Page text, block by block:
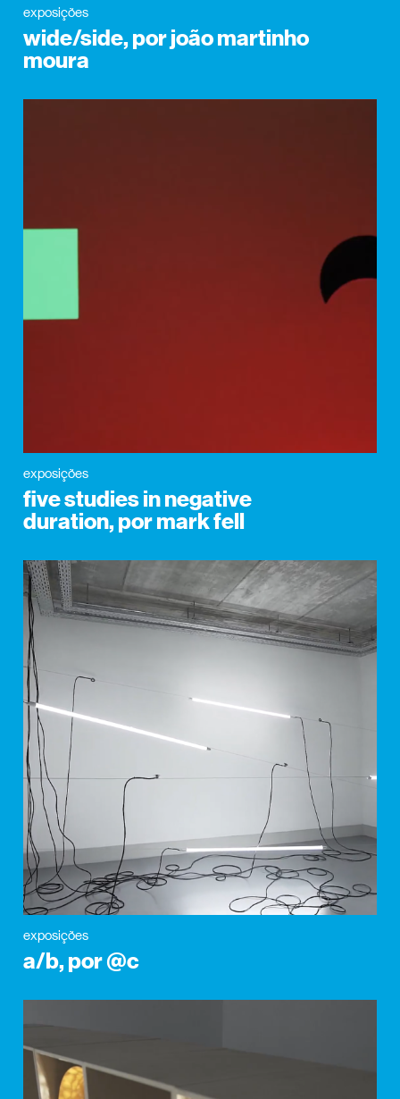
exposições
wide/side, por joão martinho
moura
exposições
five studies in negative
duration, por mark fell
exposições
a/b, por @c